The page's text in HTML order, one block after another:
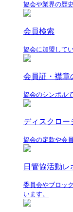
協会や業界の歴
会員検索
協会に加盟して
会員証・襟章
協会のシンボル
ディスクロー
協会の定款や会
日管協活動レ
委員会やブロッ
います。